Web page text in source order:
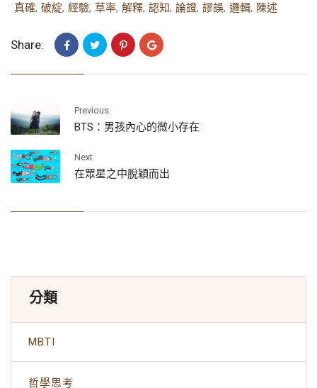
真確, 破綻, 經驗, 草率, 解釋, 認知, 論證, 謬誤, 邏輯, 陳述
Share:
Previous
BTS：男孩內心的微小存在
Next
在眾星之中脫穎而出
分類
MBTI
哲學思考